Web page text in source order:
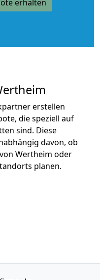
erhalten
erstellen
die speziell auf
sind. Diese
davon, ob
Wertheim oder
planen.